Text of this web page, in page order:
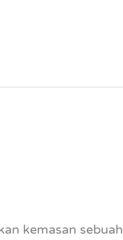
kemasan sebuah